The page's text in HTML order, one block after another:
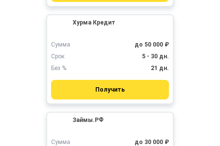
Хурма Кредит
Сумма
до 50 000 ₽
Срок
5 - 30 дн.
Без %
21 дн.
Получить
Займы.РФ
Сумма
до 30 000 ₽